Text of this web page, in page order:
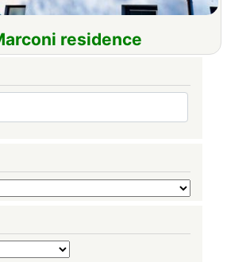
residence